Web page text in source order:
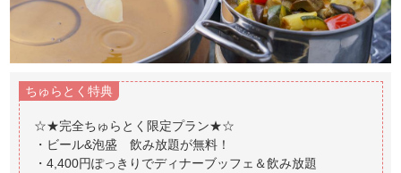
ちゅらとく特典
☆★完全ちゅらとく限定プラン★☆
・ビール&泡盛 飲み放題が無料！
・4,400円ぽっきりでディナーブッフェ＆飲み放題